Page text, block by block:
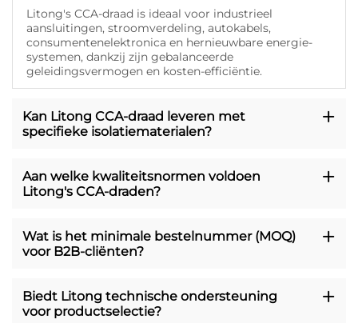
Litong's CCA-draad is ideaal voor industrieel
aansluitingen, stroomverdeling, autokabels,
consumentenelektronica en hernieuwbare energie-
systemen, dankzij zijn gebalanceerde
geleidingsvermogen en kosten-efficiëntie.
Kan Litong CCA-draad leveren met
specifieke isolatiematerialen?
Aan welke kwaliteitsnormen voldoen
Litong's CCA-draden?
Wat is het minimale bestelnummer (MOQ)
voor B2B-cliënten?
Biedt Litong technische ondersteuning
voor productselectie?